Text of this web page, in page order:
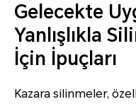
Gelecekte
Yanlışlıkla
İçin İpuçları
Kazara silinmeler,